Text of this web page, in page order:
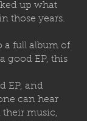
up what
those years.
a full album of
good EP, this
EP, and
can hear
music,